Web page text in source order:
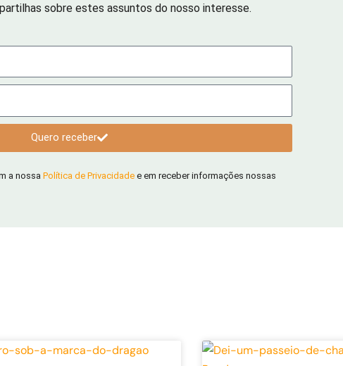
sobre estes assuntos do nosso interesse.
Quero receber
a nossa Política de Privacidade e em receber informações nossas